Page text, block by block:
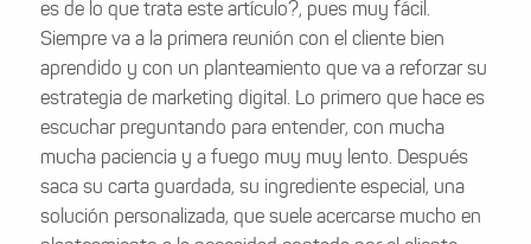
es de lo que trata este artículo?, pues muy fácil.
Siempre va a la primera reunión con el cliente bien
aprendido y con un planteamiento que va a reforzar su
estrategia de marketing digital. Lo primero que hace es
escuchar preguntando para entender, con mucha
mucha paciencia y a fuego muy muy lento. Después
saca su carta guardada, su ingrediente especial, una
solución personalizada, que suele acercarse mucho en